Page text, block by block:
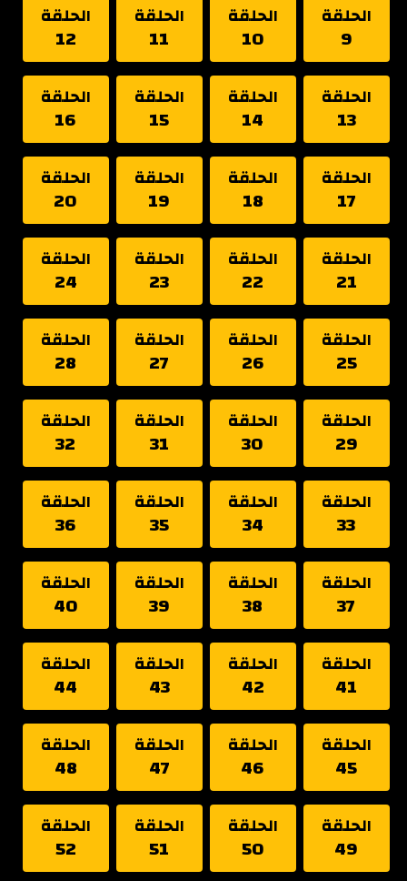
الحلقة
9
الحلقة
10
الحلقة
11
الحلقة
12
الحلقة
13
الحلقة
14
الحلقة
15
الحلقة
16
الحلقة
17
الحلقة
18
الحلقة
19
الحلقة
20
الحلقة
21
الحلقة
22
الحلقة
23
الحلقة
24
الحلقة
25
الحلقة
26
الحلقة
27
الحلقة
28
الحلقة
29
الحلقة
30
الحلقة
31
الحلقة
32
الحلقة
33
الحلقة
34
الحلقة
35
الحلقة
36
الحلقة
37
الحلقة
38
الحلقة
39
الحلقة
40
الحلقة
41
الحلقة
42
الحلقة
43
الحلقة
44
الحلقة
45
الحلقة
46
الحلقة
47
الحلقة
48
الحلقة
49
الحلقة
50
الحلقة
51
الحلقة
52